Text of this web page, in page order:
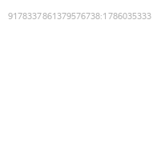
9178337861379576738:1786035333